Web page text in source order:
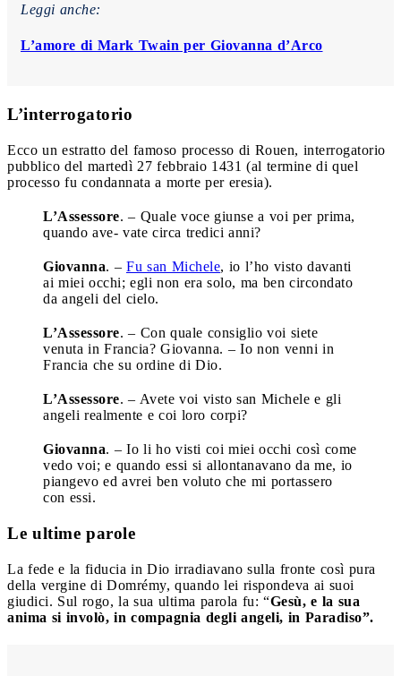
Leggi anche:
L’amore di Mark Twain per Giovanna d’Arco
L’interrogatorio
Ecco un estratto del famoso processo di Rouen, interrogatorio
pubblico del martedì 27 febbraio 1431 (al termine di quel
processo fu condannata a morte per eresia).
L’Assessore. – Quale voce giunse a voi per prima,
quando ave- vate circa tredici anni?
Giovanna. – Fu san Michele, io l’ho visto davanti
ai miei occhi; egli non era solo, ma ben circondato
da angeli del cielo.
L’Assessore. – Con quale consiglio voi siete
venuta in Francia? Giovanna. – Io non venni in
Francia che su ordine di Dio.
L’Assessore. – Avete voi visto san Michele e gli
angeli realmente e coi loro corpi?
Giovanna. – Io li ho visti coi miei occhi così come
vedo voi; e quando essi si allontanavano da me, io
piangevo ed avrei ben voluto che mi portassero
con essi.
Le ultime parole
La fede e la fiducia in Dio irradiavano sulla fronte così pura
della vergine di Domrémy, quando lei rispondeva ai suoi
giudici. Sul rogo, la sua ultima parola fu: “Gesù, e la sua
anima si involò, in compagnia degli angeli, in Paradiso”.